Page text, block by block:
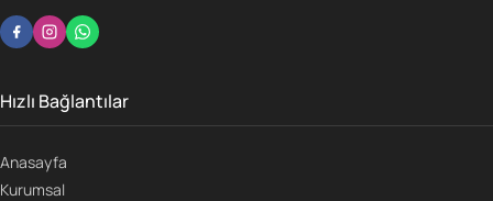
Hızlı Bağlantılar
Anasayfa
Kurumsal